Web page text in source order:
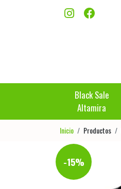
Black Sale
Altamira
Inicio Productos
-15%